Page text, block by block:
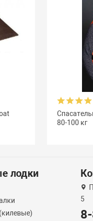
80-100 кг
лодки
5